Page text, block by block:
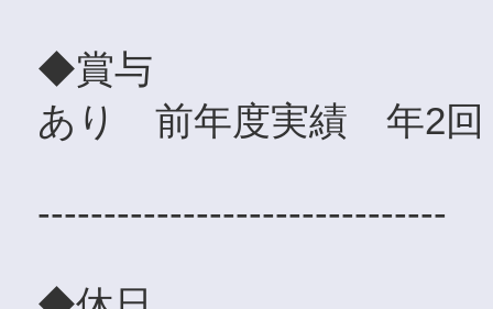
◆賞与
あり 前年度実績 年2回
-------------------------------